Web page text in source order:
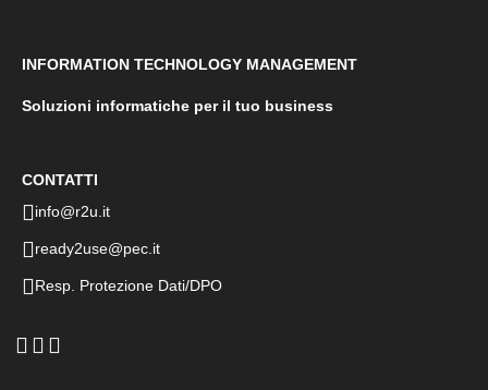
INFORMATION TECHNOLOGY MANAGEMENT
Soluzioni informatiche per il tuo business
CONTATTI
info@r2u.it
ready2use@pec.it
Resp. Protezione Dati/DPO